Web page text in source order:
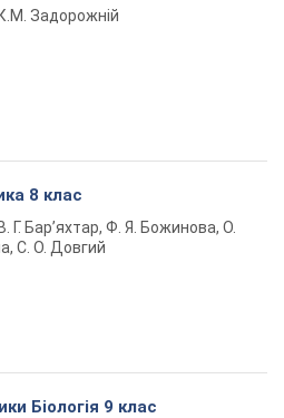
К.М. Задорожній
8 клас
В. Г. Бар’яхтар, Ф. Я. Божинова, О.
С. О. Довгий
Біологія 9 клас